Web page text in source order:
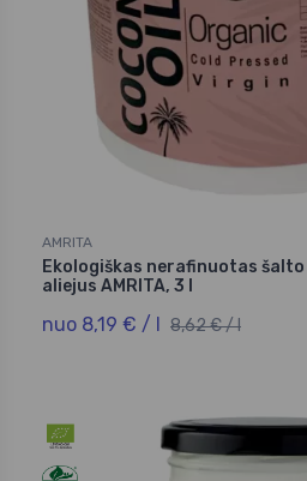
AMRITA
Ekologiškas nerafinuotas
aliejus AMRITA, 3 l
nuo 8,19 € / l 8,62 € / l